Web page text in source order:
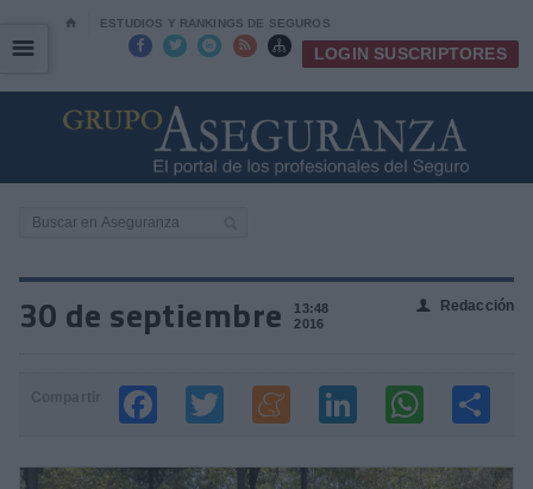
⌂ ESTUDIOS Y RANKINGS DE SEGUROS
     LOGIN SUSCRIPTORES
☰
☰
30 de septiembre
13:48
2016
👤 Redacción